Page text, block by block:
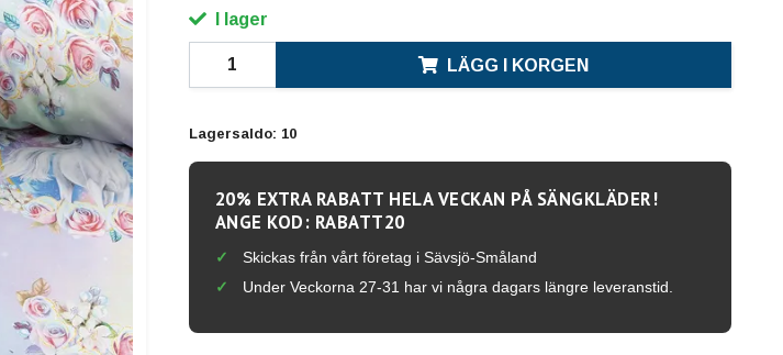
I lager
LÄGG I KORGEN
Lagersaldo: 10
20% EXTRA RABATT HELA VECKAN PÅ SÄNGKLÄDER!
ANGE KOD: RABATT20
Skickas från vårt företag i Sävsjö-Småland
Under Veckorna 27-31 har vi några dagars längre leveranstid.